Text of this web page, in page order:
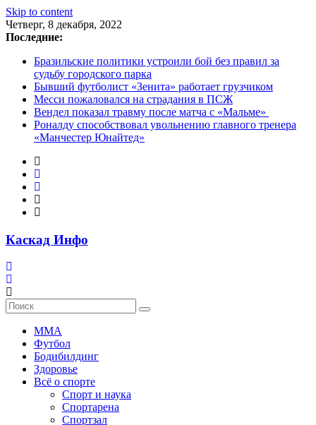
Skip to content
Четверг, 8 декабря, 2022
Последние:
Бразильские политики устроили бой без правил за
судьбу городского парка
Бывший футболист «Зенита» работает грузчиком
Месси пожаловался на страдания в ПСЖ
Вендел показал травму после матча с «Мальме»
Роналду способствовал увольнению главного тренера
«Манчестер Юнайтед»
Каскад Инфо
MMA
Футбол
Бодибилдинг
Здоровье
Всё о спорте
Спорт и наука
Спортарена
Спортзал